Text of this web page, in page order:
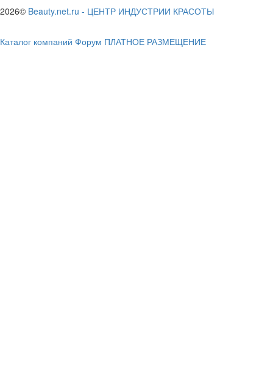
2026© Beauty.net.ru - ЦЕНТР ИНДУСТРИИ КРАСОТЫ
Каталог компаний Форум ПЛАТНОЕ РАЗМЕЩЕНИЕ